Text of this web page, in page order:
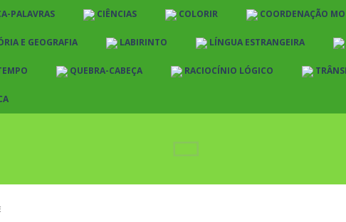
PALAVRAS CIÊNCIAS COLORIR COORDENAÇÃO
E GEOGRAFIA LABIRINTO LÍNGUA ESTRANGEIRA
QUEBRA-CABEÇA RACIOCÍNIO LÓGICO